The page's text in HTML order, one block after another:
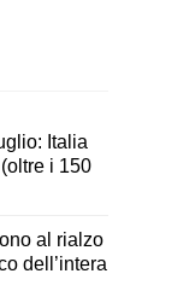
Italia
i 150
al rialzo
dell’intera